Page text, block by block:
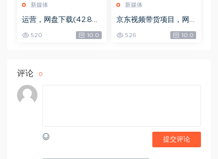
新媒体
运营，网盘下载(42.84
520 10.0
新媒体
京东视频带货项目，网
526 10.0
评论 0
提交评论